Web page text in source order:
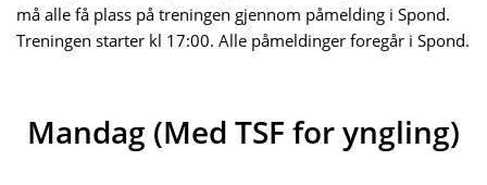
må alle få plass på treningen gjennom påmelding i Spond.
Treningen starter kl 17:00. Alle påmeldinger foregår i Spond.
Mandag (Med TSF for yngling)